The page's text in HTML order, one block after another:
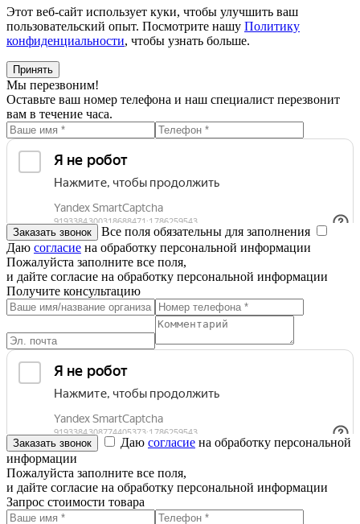
Этот веб-сайт использует куки, чтобы улучшить ваш
пользовательский опыт. Посмотрите нашу Политику
конфиденциальности, чтобы узнать больше.
Принять
Мы перезвоним!
Оставьте ваш номер телефона и наш специалист перезвонит
вам в течение часа.
Все поля обязательны для заполнения
Даю согласие на обработку персональной информации
Пожалуйста заполните все поля,
и дайте согласие на обработку персональной информации
Получите консультацию
Даю согласие на обработку персональной
информации
Пожалуйста заполните все поля,
и дайте согласие на обработку персональной информации
Запрос стоимости товара